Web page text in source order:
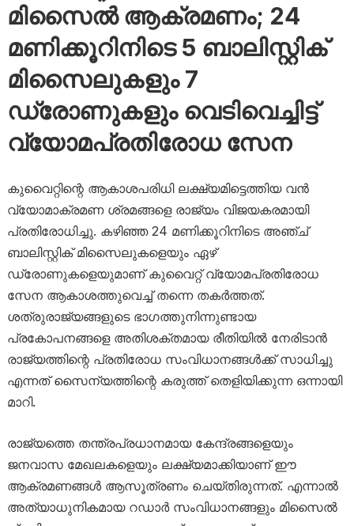
മിസൈൽ ആക്രമണം; 24
മണിക്കൂറിനിടെ 5 ബാലിസ്റ്റിക്
മിസൈലുകളും 7
ഡ്രോണുകളും വെടിവെച്ചിട്ട്
വ്യോമപ്രതിരോധ സേന
കുവൈറ്റിന്റെ ആകാശപരിധി ലക്ഷ്യമിട്ടെത്തിയ വൻ
വ്യോമാക്രമണ ശ്രമങ്ങളെ രാജ്യം വിജയകരമായി
പ്രതിരോധിച്ചു. കഴിഞ്ഞ 24 മണിക്കൂറിനിടെ അഞ്ച്
ബാലിസ്റ്റിക് മിസൈലുകളെയും ഏഴ്
ഡ്രോണുകളെയുമാണ് കുവൈറ്റ് വ്യോമപ്രതിരോധ
സേന ആകാശത്തുവെച്ച് തന്നെ തകർത്തത്.
ശത്രുരാജ്യങ്ങളുടെ ഭാഗത്തുനിന്നുണ്ടായ
പ്രകോപനങ്ങളെ അതിശക്തമായ രീതിയിൽ നേരിടാൻ
രാജ്യത്തിന്റെ പ്രതിരോധ സംവിധാനങ്ങൾക്ക് സാധിച്ചു
എന്നത് സൈന്യത്തിന്റെ കരുത്ത് തെളിയിക്കുന്ന ഒന്നായി
മാറി.
രാജ്യത്തെ തന്ത്രപ്രധാനമായ കേന്ദ്രങ്ങളെയും
ജനവാസ മേഖലകളെയും ലക്ഷ്യമാക്കിയാണ് ഈ
ആക്രമണങ്ങൾ ആസൂത്രണം ചെയ്തിരുന്നത്. എന്നാൽ
അത്യാധുനികമായ റഡാർ സംവിധാനങ്ങളും മിസൈൽ